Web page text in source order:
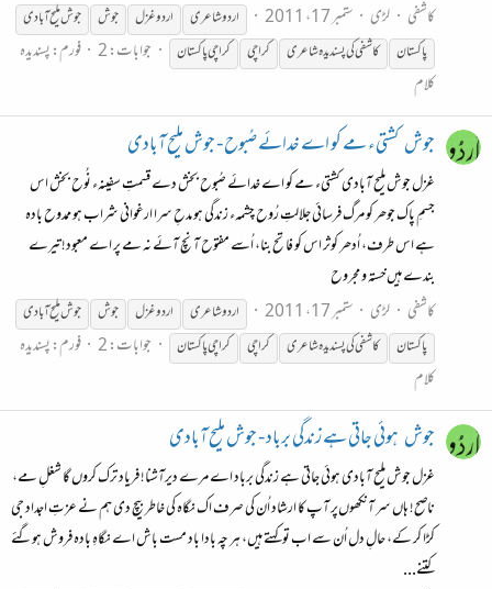
کاشفی
لڑی ستمبر 17، 2011 اردو شاعری اردو غزل جوش جوشملیحآبادی
پاکستان
کاشفی کی پسندیدہ شاعری کراچی کراچی پاکستان جوابات: 2 فورم:پسندیدہ
کلام
جوش کشتیء مے کو اے خدائے صُبوح - جوش ملیح آبادی
غزل جوش ملیح آبادی کشتیء مے کو اے خدائے صُبوح بخش دے قسمتِ سفینہء نُوح بخش اس
جسمِ پاک جوھر کو مرگ فرسائی جلالتِ رُوح چشمہء زندگی ہو مدحِ سرا ارغوانی شراب ہو ممدوح بادہ
ہے اس طرف، اُدھر کوثر اس کو فاتح بنا، اُسے مفتوح آنچ آئے نہ مے پر اے معبود! تیرے
بندے ہیں‌خستہ و مجروح
کاشفی
لڑی ستمبر 17، 2011 اردو شاعری اردو غزل جوش جوشملیحآبادی
پاکستان
کاشفی کی پسندیدہ شاعری کراچی کراچی پاکستان جوابات: 2 فورم:پسندیدہ
کلام
جوش ہوئی جاتی ہے زندگی برباد - جوش ملیح آبادی
غزل جوش ملیح آبادی ہوئی جاتی ہے زندگی برباد اے مرے دیرآشنا! فریاد ترک کروں گا شغلِ مے،
ناصح! ہاں سر آنکھوں‌پر آپ کا ارشاد اُن کی صرف اک نگاہ کی خاطر بیچ دی ہم نے عزتِ اجداد جی
کڑا کر کے، حالِ دل اُن سے اب تو کہتے ہیں، ہر چہ بادا باد مست باش اے نگاہِ بادہ فروش ہوگئے
کتنے...